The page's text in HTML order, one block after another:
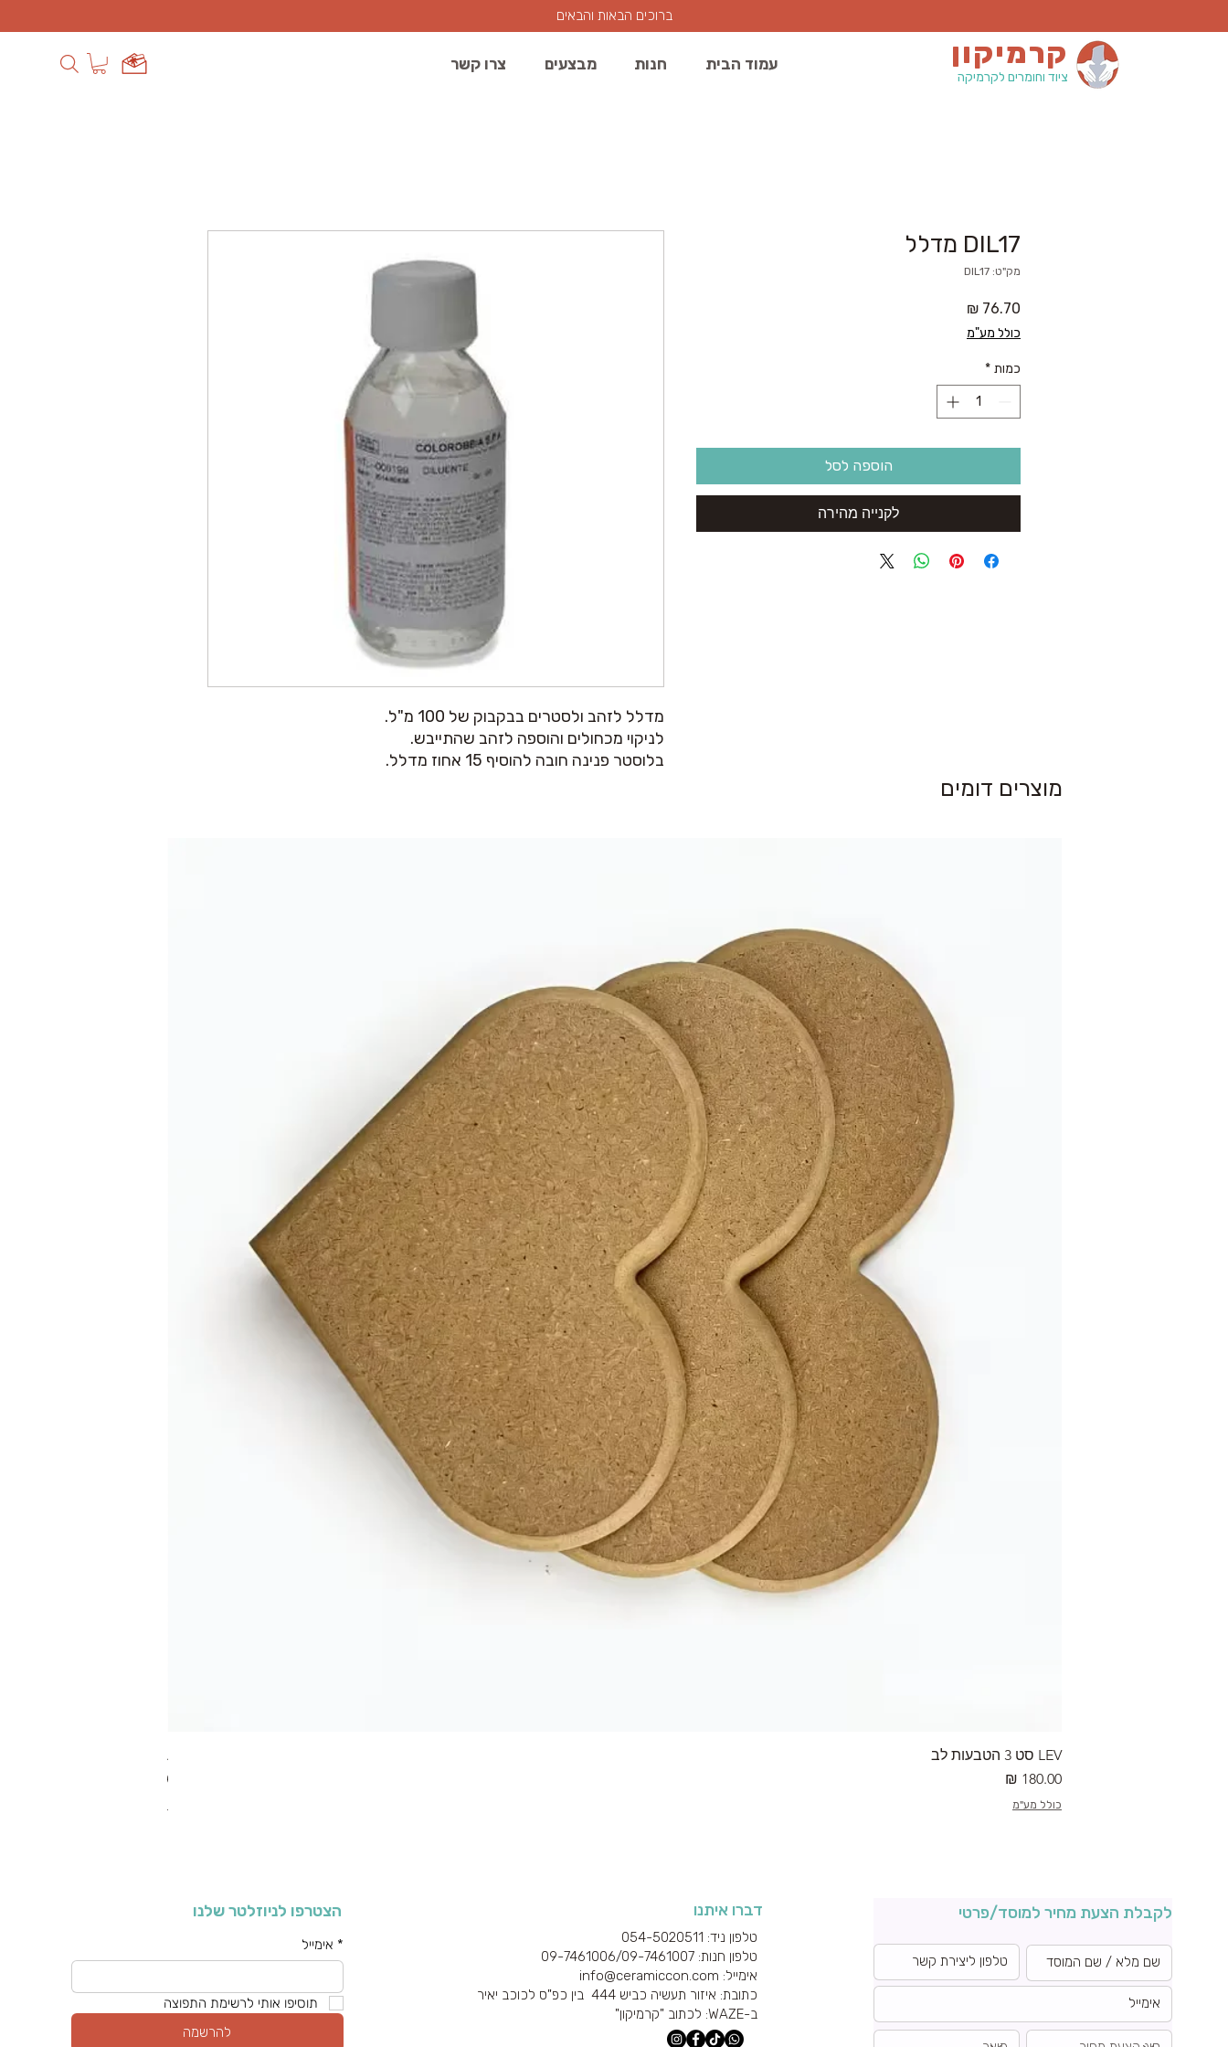
עמוד הבית חנות מבצעים צרו קשר קרמיקון
ציוד וחומרים לקרמיקה
ברוכים הבאות והבאים
מדלל לזהב ולסטרים בבקבוק של 100 מ"ל.
לניקוי מכחולים והוספה לזהב שהתייבש.
בלוסטר פנינה חובה להוסיף 15 אחוז מדלל.
DIL17 מדלל
מק"ט: DIL17
כולל מע"מ
כמות *
הוספה לסל
לקנייה מהירה
מוצרים דומים
LEV סט 3 הטבעות לב
מחיר
כולל מע"מ
RA מערוך טקסטורה
מחיר רגיל
הצטרפו לניוזלטר שלנו
* אימייל
תוסיפו אותי לרשימת התפוצה
להרשמה
דברו איתנו
טלפון ניד: 054-5020511
טלפון חנות: 09-7461006/09-7461007
אימייל: info@ceramiccon.com
כתובת: איזור תעשיה כביש 444 בין כפ"ס לכוכב יאיר
ב-WAZE: לכתוב "קרמיקון"
לקבלת הצעת מחיר למוסד/פרטי